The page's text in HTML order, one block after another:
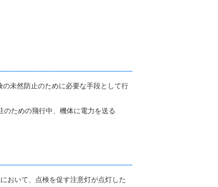
未然防止のために必要な手段として行
ための飛行中、機体に電力を送る
おいて、点検を促す注意灯が点灯した